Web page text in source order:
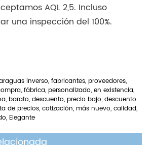
AQL 2,5. Incluso
una inspección del 100%.
inverso, fabricantes, proveedores,
fábrica, personalizado, en existencia,
barato, descuento, precio bajo, descuento
de precios, cotización, más nuevo, calidad,
Elegante